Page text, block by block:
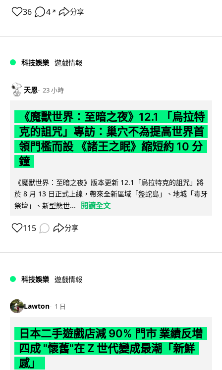
36 4 ↗ 分享
科技娛樂 遊戲情報
天恩 23 小時
《魔獸世界：至暗之夜》12.1 「烏拉特
克的詛咒」專訪：巢穴不為提高世界首
領門檻而設 《諸王之眠》縮短約 10 分
鐘
《魔獸世界：至暗之夜》版本更新 12.1「烏拉特克的詛咒」將
於 8 月 13 日正式上線，帶來全新區域「盤蛇島」、地城「毒牙
祭壇」、新型態世...
閱讀全文
115 分享
科技娛樂 遊戲情報
Lawton 1 日
日本二手遊戲店減 90% 門市 業績反增
四成 "懷舊"在 Z 世代變成最潮「新鮮
感」